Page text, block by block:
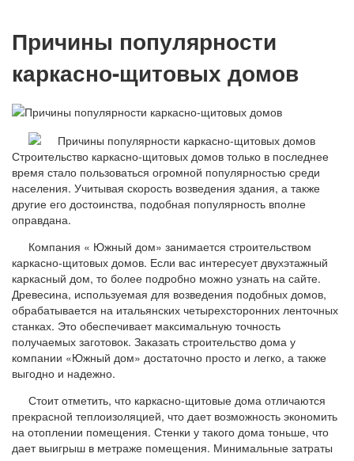
Причины популярности
каркасно-щитовых домов
Строительство каркасно-щитовых домов только в последнее
время стало пользоваться огромной популярностью среди
населения. Учитывая скорость возведения здания, а также
другие его достоинства, подобная популярность вполне
оправдана.
Компания « Южный дом» занимается строительством
каркасно-щитовых домов. Если вас интересует двухэтажный
каркасный дом, то более подробно можно узнать на сайте.
Древесина, используемая для возведения подобных домов,
обрабатывается на итальянских четырехсторонних ленточных
станках. Это обеспечивает максимальную точность
получаемых заготовок. Заказать строительство дома у
компании «Южный дом» достаточно просто и легко, а также
выгодно и надежно.
Стоит отметить, что каркасно-щитовые дома отличаются
прекрасной теплоизоляцией, что дает возможность экономить
на отоплении помещения. Стенки у такого дома тоньше, что
дает выигрыш в метраже помещения. Минимальные затраты